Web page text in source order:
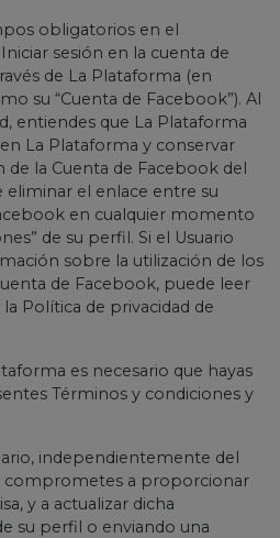
obligatorios en el
sesión en la cuenta de
de La Plataforma (en
su “Cuenta de Facebook”). Al
entiendes que La Plataforma
La Plataforma y conservar
la Cuenta de Facebook del
eliminar el enlace entre su
en cualquier momento
de su perfil. Si el Usuario
sobre la utilización de los
de Facebook, puede leer
Política de privacidad de
es necesario que hayas
Términos y condiciones y
independientemente del
comprometes a proporcionar
y a actualizar dicha
su perfil o enviando una